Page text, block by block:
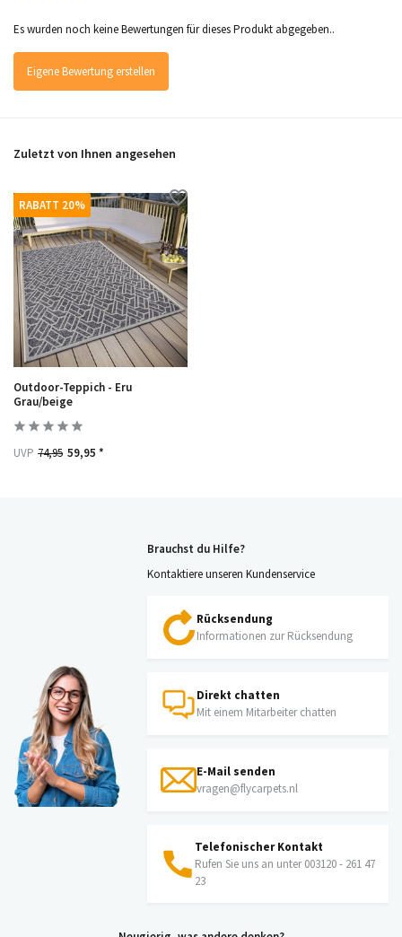
Es wurden noch keine Bewertungen für dieses Produkt abgegeben..
Eigene Bewertung erstellen
Zuletzt von Ihnen angesehen
RABATT 20%
Outdoor-Teppich - Eru
Grau/beige
UVP 74,95 59,95 *
Brauchst du Hilfe?
Kontaktiere unseren Kundenservice
Rücksendung
Informationen zur Rücksendung
Direkt chatten
Mit einem Mitarbeiter chatten
E-Mail senden
vragen@flycarpets.nl
Telefonischer Kontakt
Rufen Sie uns an unter 003120 - 261 47
23